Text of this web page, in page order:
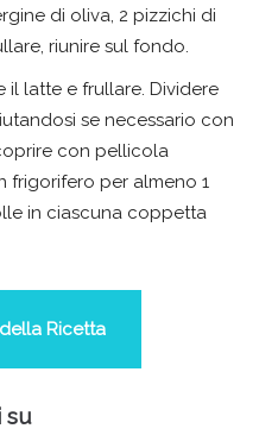
di oliva, 2 pizzichi di
riunire sul fondo.
latte e frullare. Dividere
se necessario con
con pellicola
frigorifero per almeno 1
in ciascuna coppetta
Ricetta
su